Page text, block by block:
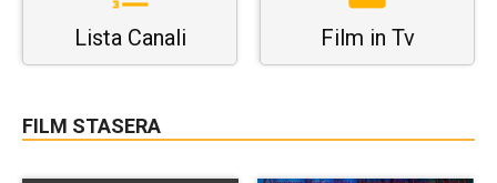
Lista Canali Film in Tv
FILM STASERA